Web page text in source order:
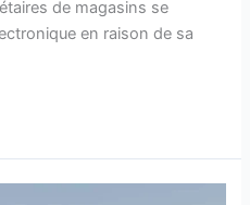
de magasins se
en raison de sa